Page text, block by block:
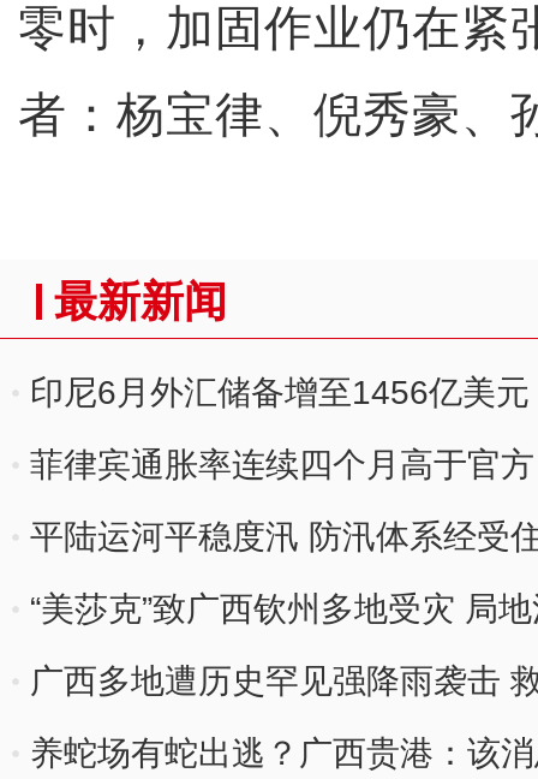
零时，加固作业仍在紧
者：杨宝律、倪秀豪、
最新新闻
印尼6月外汇储备增至1456亿美
菲律宾通胀率连续四个月高于官
平陆运河平稳度汛 防汛体系经受
“美莎克”致广西钦州多地受灾 局
广西多地遭历史罕见强降雨袭击
养蛇场有蛇出逃？广西贵港：该